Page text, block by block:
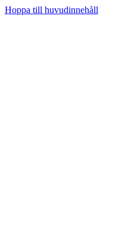
Hoppa till huvudinnehåll